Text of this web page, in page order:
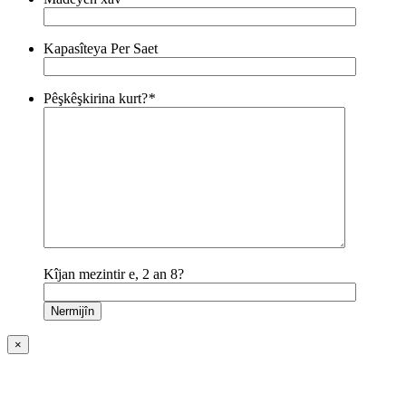
Kapasîteya Per Saet
Pêşkêşkirina kurt?*
Kîjan mezintir e, 2 an 8?
×